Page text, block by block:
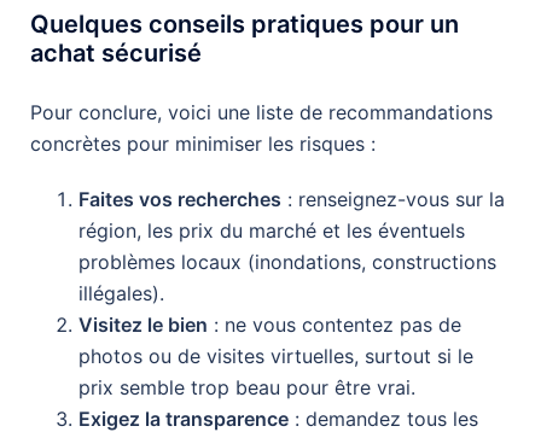
Quelques conseils pratiques pour un
achat sécurisé
Pour conclure, voici une liste de recommandations
concrètes pour minimiser les risques :
Faites vos recherches : renseignez-vous sur la
région, les prix du marché et les éventuels
problèmes locaux (inondations, constructions
illégales).
Visitez le bien : ne vous contentez pas de
photos ou de visites virtuelles, surtout si le
prix semble trop beau pour être vrai.
Exigez la transparence : demandez tous les